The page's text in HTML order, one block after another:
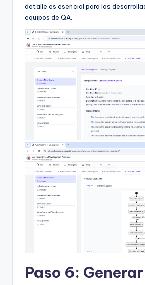
detalle es esencial para los
equipos de QA.
Paso 6: Generar